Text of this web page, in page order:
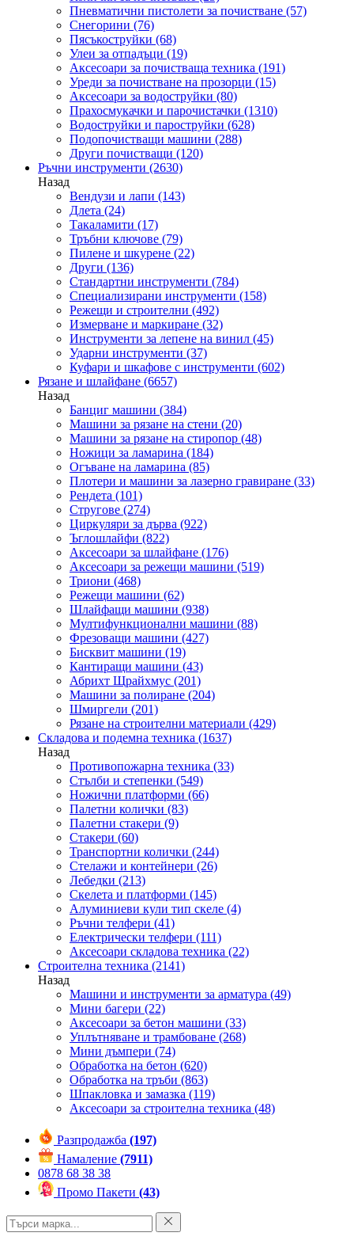
Пневматични пистолети за почистване (57)
Снегорини (76)
Пясъкоструйки (68)
Улеи за отпадъци (19)
Аксесоари за почистваща техника (191)
Уреди за почистване на прозорци (15)
Аксесоари за водоструйки (80)
Прахосмукачки и парочистачки (1310)
Водоструйки и пароструйки (628)
Подопочистващи машини (288)
Други почистващи (120)
Ръчни инструменти (2630)
Назад
Вендузи и лапи (143)
Длета (24)
Такаламити (17)
Тръбни ключове (79)
Пилене и шкурене (22)
Други (136)
Стандартни инструменти (784)
Специализирани инструменти (158)
Режещи и строителни (492)
Измерване и маркиране (32)
Инструменти за лепене на винил (45)
Ударни инструменти (37)
Куфари и шкафове с инструменти (602)
Рязане и шлайфане (6657)
Назад
Банциг машини (384)
Машини за рязане на стени (20)
Машини за рязане на стиропор (48)
Ножици за ламарина (184)
Огъване на ламарина (85)
Плотери и машини за лазерно гравиране (33)
Рендета (101)
Стругове (274)
Циркуляри за дърва (922)
Ъглошлайфи (822)
Аксесоари за шлайфане (176)
Аксесоари за режещи машини (519)
Триони (468)
Режещи машини (62)
Шлайфащи машини (938)
Мултифункционални машини (88)
Фрезоващи машини (427)
Бисквит машини (19)
Кантиращи машини (43)
Абрихт Щрайхмус (201)
Машини за полиране (204)
Шмиргели (201)
Рязане на строителни материали (429)
Складова и подемна техника (1637)
Назад
Противопожарна техника (33)
Стълби и степенки (549)
Ножични платформи (66)
Палетни колички (83)
Палетни стакери (9)
Стакери (60)
Транспортни колички (244)
Стелажи и контейнери (26)
Лебедки (213)
Скелета и платформи (145)
Алуминиеви кули тип скеле (4)
Ръчни телфери (41)
Електрически телфери (111)
Аксесоари складова техника (22)
Строителна техника (2141)
Назад
Машини и инструменти за арматура (49)
Мини багери (22)
Аксесоари за бетон машини (33)
Уплътняване и трамбоване (268)
Мини дъмпери (74)
Обработка на бетон (620)
Обработка на тръби (863)
Шпакловка и замазка (119)
Аксесоари за строителна техника (48)
Разпродажба (197)
Намаление (7911)
0878 68 38 38
Промо Пакети (43)